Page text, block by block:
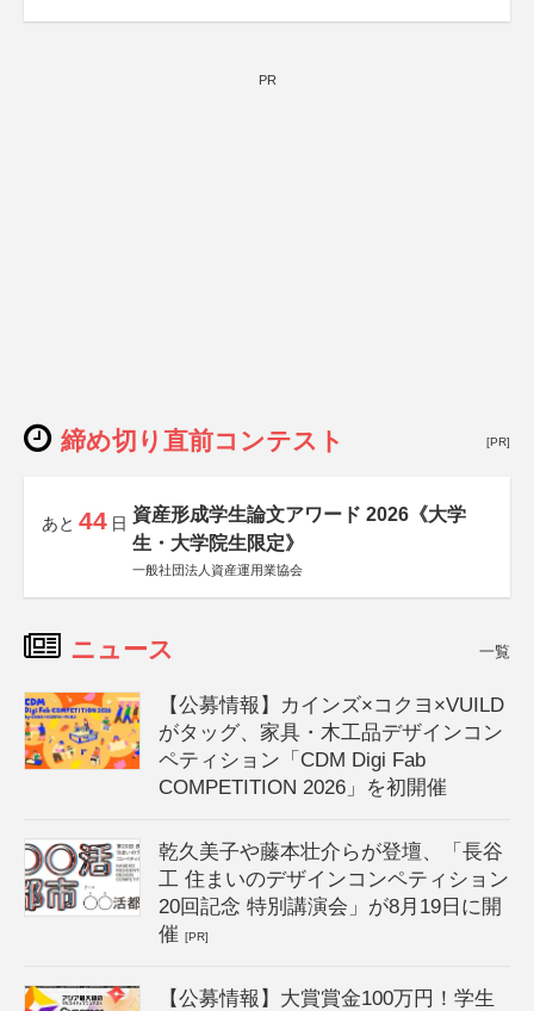
PR
締め切り直前コンテスト [PR]
あと 44 日 資産形成学生論文アワード 2026《大学
生・大学院生限定》
一般社団法人資産運用業協会
ニュース 一覧
【公募情報】カインズ×コクヨ×VUILD
がタッグ、家具・木工品デザインコン
ペティション「CDM Digi Fab
COMPETITION 2026」を初開催
乾久美子や藤本壮介らが登壇、「長谷
工 住まいのデザインコンペティション
20回記念 特別講演会」が8月19日に開
催[PR]
【公募情報】大賞賞金100万円！学生